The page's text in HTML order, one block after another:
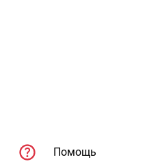
Помощь